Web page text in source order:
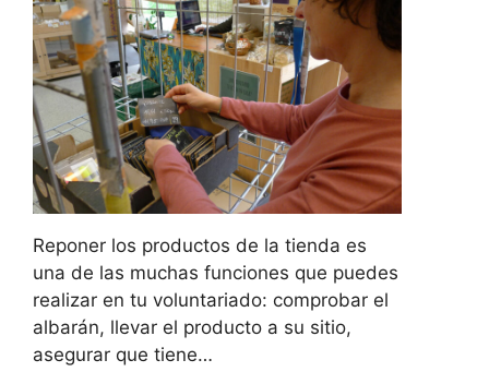
Reponer los productos de la tienda es
una de las muchas funciones que puedes
realizar en tu voluntariado: comprobar el
albarán, llevar el producto a su sitio,
asegurar que tiene…